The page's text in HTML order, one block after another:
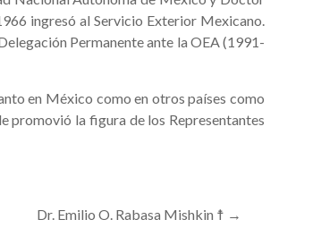
ingresó al Servicio Exterior Mexicano.
Permanente ante la OEA (1991-
en México como en otros países como
promovió la figura de los Representantes
Dr. Emilio O. Rabasa Mishkin ☨ →